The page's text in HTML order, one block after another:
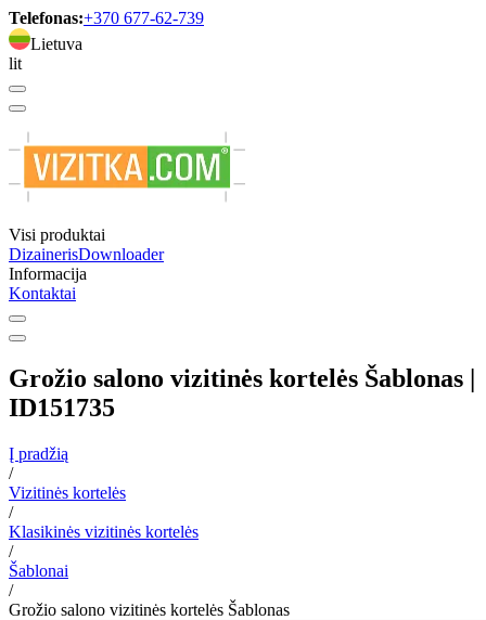
Telefonas:+370 677-62-739
Lietuva
lit
Visi produktai
DizainerisDownloader
Informacija
Kontaktai
Grožio salono vizitinės kortelės Šablonas |
ID151735
Į pradžią
/
Vizitinės kortelės
/
Klasikinės vizitinės kortelės
/
Šablonai
/
Grožio salono vizitinės kortelės Šablonas